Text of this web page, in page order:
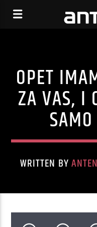
OPET
ZA VAS, I
WRITTEN BY